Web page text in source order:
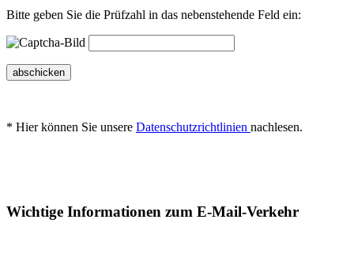
Bitte geben Sie die Prüfzahl in das nebenstehende Feld ein:
abschicken
* Hier können Sie unsere Datenschutzrichtlinien nachlesen.
Wichtige Informationen zum E-Mail-Verkehr